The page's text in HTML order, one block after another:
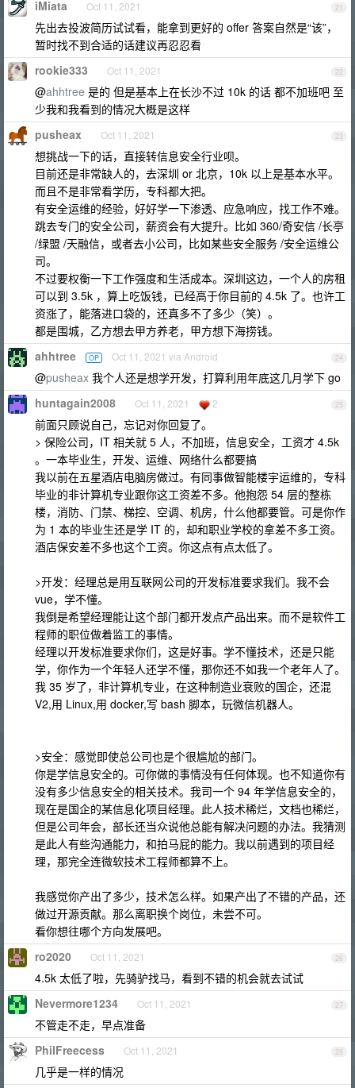
21
iMiata Oct 11, 2021
先出去投波简历试试看，能拿到更好的 offer 答案自然是“该”，
暂时找不到合适的话建议再忍忍看
22
rookie333 Oct 11, 2021
@ahhtree 是的 但是基本上在长沙不过 10k 的话 都不加班吧 至
少我和我看到的情况大概是这样
23
pusheax Oct 11, 2021
想挑战一下的话，直接转信息安全行业呗。
目前还是非常缺人的，去深圳 or 北京，10k 以上是基本水平。
而且不是非常看学历，专科都大把。
有安全运维的经验，好好学一下渗透、应急响应，找工作不难。
跳去专门的安全公司，薪资会有大提升。比如 360/奇安信 /长亭
/绿盟 /天融信，或者去小公司，比如某些安全服务 /安全运维公
司。
不过要权衡一下工作强度和生活成本。深圳这边，一个人的房租
可以到 3.5k ，算上吃饭钱，已经高于你目前的 4.5k 了。也许工
资涨了，能落进口袋的，还真多不了多少（笑）。
都是围城，乙方想去甲方养老，甲方想下海捞钱。
24
ahhtree OP Oct 11, 2021 via Android
@pusheax 我个人还是想学开发，打算利用年底这几月学下 go
25
huntagain2008 Oct 11, 2021 2
前面只顾说自己，忘记对你回复了。
> 保险公司，IT 相关就 5 人，不加班，信息安全，工资才 4.5k
。一本毕业生，开发、运维、网络什么都要搞
我以前在五星酒店电脑房做过。有同事做智能楼宇运维的，专科
毕业的非计算机专业跟你这工资差不多。他抱怨 54 层的整栋
楼，消防、门禁、梯控、空调、机房，什么他都要管。可是你作
为 1 本的毕业生还是学 IT 的，却和职业学校的拿差不多工资。
酒店保安差不多也这个工资。你这点有点太低了。
>开发：经理总是用互联网公司的开发标准要求我们。我不会
vue，学不懂。
我倒是希望经理能让这个部门都开发点产品出来。而不是软件工
程师的职位做着监工的事情。
经理以开发标准要求你们，这是好事。学不懂技术，还是只能
学，你作为一个年轻人还学不懂，那你还不如我一个老年人了。
我 35 岁了，非计算机专业，在这种制造业衰败的国企，还混
V2,用 Linux,用 docker,写 bash 脚本，玩微信机器人。
>安全：感觉即使总公司也是个很尴尬的部门。
你是学信息安全的。可你做的事情没有任何体现。也不知道你有
没有多少信息安全的相关技术。我司一个 94 年学信息安全的，
现在是国企的某信息化项目经理。此人技术稀烂，文档也稀烂，
但是公司年会，部长还当众说他总能有解决问题的办法。我猜测
是此人有些沟通能力，和拍马屁的能力。我以前遇到的项目经
理，那完全连微软技术工程师都算不上。
我感觉你产出了多少，技术怎么样。如果产出了不错的产品，还
做过开源贡献。那么离职换个岗位，未尝不可。
看你想往哪个方向发展吧。
26
ro2020 Oct 11, 2021
4.5k 太低了啦，先骑驴找马，看到不错的机会就去试试
27
Nevermore1234 Oct 11, 2021
不管走不走，早点准备
28
PhilFreecess Oct 11, 2021
几乎是一样的情况